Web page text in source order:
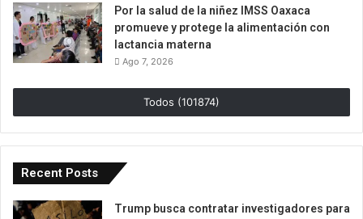
Por la salud de la niñez IMSS Oaxaca
promueve y protege la alimentación con
lactancia materna
Ago 7, 2026
Todos (101874)
Recent Posts
Trump busca contratar investigadores para